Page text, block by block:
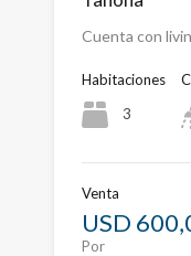
Cuenta con
Habitaciones
3
Venta
USD
Por